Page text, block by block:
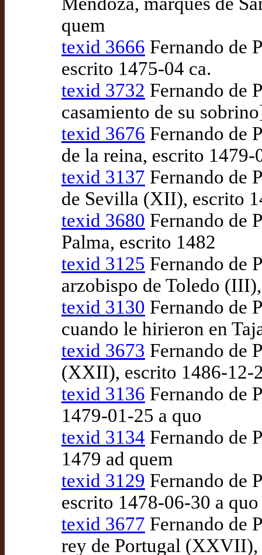
quem
texid 3666 Fernando de
escrito 1475-04 ca.
texid 3732 Fernando de
casamiento de su
texid 3676 Fernando de
de la reina, escrito 1479-
texid 3137 Fernando de
de Sevilla (XII), escrito
texid 3680 Fernando de
Palma, escrito 1482
texid 3125 Fernando de
arzobispo de Toledo
texid 3130 Fernando de
cuando le hirieron en
texid 3673 Fernando de
(XXII), escrito 1486-12-
texid 3136 Fernando de
1479-01-25 a quo
texid 3134 Fernando de
1479 ad quem
texid 3129 Fernando de
escrito 1478-06-30 a quo
texid 3677 Fernando de
rey de Portugal (XXVII),